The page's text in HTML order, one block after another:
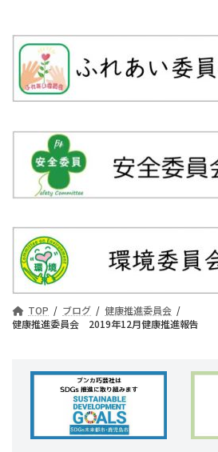
TOP ブログ
健康推進委員会
健康推進委員会 2019年12月健康推進報告